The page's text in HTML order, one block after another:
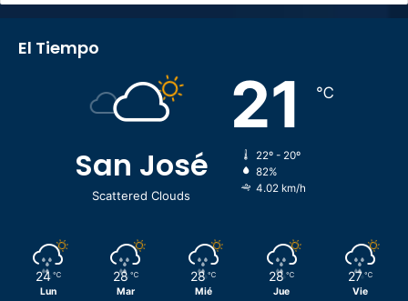
El Tiempo
San José
Scattered Clouds
21 ℃
22º - 20º
82%
4.02 km/h
24 ℃
Lun
28 ℃
Mar
28 ℃
Mié
28 ℃
Jue
27 ℃
Vie